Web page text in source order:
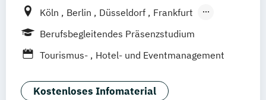
Köln Berlin Düsseldorf
Frankfurt
Hamburg
Idstein München
Wiesbaden
Hannover Dortmund Erfurt Stuttgart
Braunschweig
Berufsbegleitendes Präsenzstudium
Tourismus-
Hotel- und Eventmanagement
Kostenloses Infomaterial